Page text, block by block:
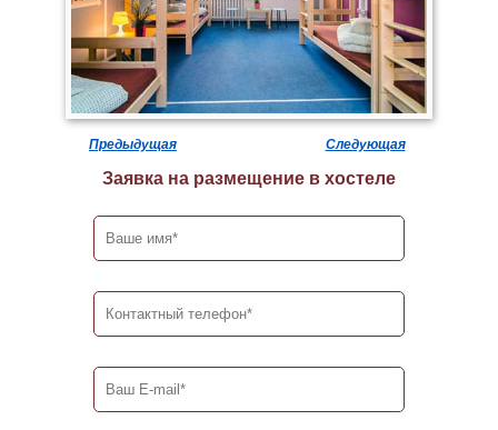
Предыдущая Следующая
Заявка на размещение в хостеле